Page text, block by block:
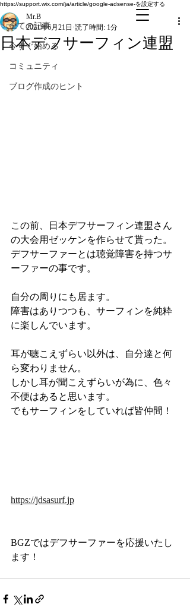
https://support.wix.com/ja/article/google-adsense-を設定する
全ての記事
今すぐ始める
コミュニティ
ブログ作成のヒント
日本デフサーフィン連盟
Mr.B
2021年6月21日 読了時間: 1分
この前、日本デフサーフィン連盟さん
の大会用ゼッケンを作らせて貰った。
デフサーファーとは聴覚障害を持つサ
ーファーの事です。
自分の周りにも居ます。
障害はありつつも、サーフィンを純粋
に楽しんでいます。
耳が聴こえずらい以外は、自分達と何
ら変わりません。
しかし耳が聞こえずらいが為に、色々
不便はあると思います。
でもサーフィンをしていれば皆仲間！
https://jdsasurf.jp
BGZではデフサーファーを応援いたし
ます！